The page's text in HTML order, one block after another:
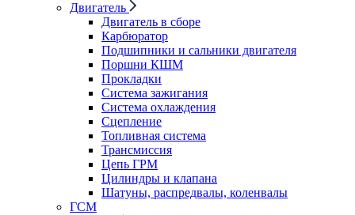
Двигатель
Двигатель в сборе
Карбюратор
Подшипники и сальники двигателя
Поршни КШМ
Прокладки
Система зажигания
Система охлаждения
Сцепление
Топливная система
Трансмиссия
Цепь ГРМ
Цилиндры и клапана
Шатуны, распредвалы, коленвалы
ГСМ